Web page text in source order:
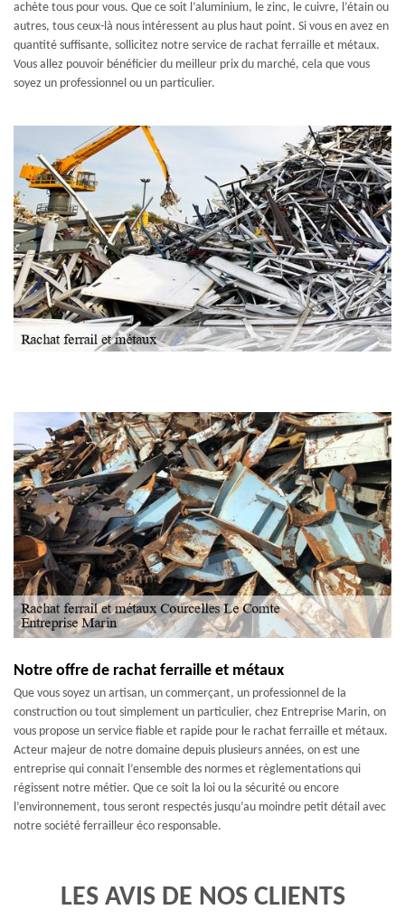
achète tous pour vous. Que ce soit l’aluminium, le zinc, le cuivre, l’étain ou
autres, tous ceux-là nous intéressent au plus haut point. Si vous en avez en
quantité suffisante, sollicitez notre service de rachat ferraille et métaux.
Vous allez pouvoir bénéficier du meilleur prix du marché, cela que vous
soyez un professionnel ou un particulier.
Notre offre de rachat ferraille et métaux
Que vous soyez un artisan, un commerçant, un professionnel de la
construction ou tout simplement un particulier, chez Entreprise Marin, on
vous propose un service fiable et rapide pour le rachat ferraille et métaux.
Acteur majeur de notre domaine depuis plusieurs années, on est une
entreprise qui connait l’ensemble des normes et règlementations qui
régissent notre métier. Que ce soit la loi ou la sécurité ou encore
l’environnement, tous seront respectés jusqu’au moindre petit détail avec
notre société ferrailleur éco responsable.
LES AVIS DE NOS CLIENTS